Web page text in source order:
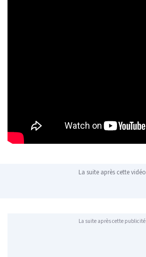
La suite après cette vidéo
La suite après cette publicité